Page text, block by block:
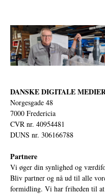
DANSKE DIGITALE
Norgesgade 48
7000 Fredericia
CVR nr. 40954481
DUNS nr. 306166788
Partnere
Vi øger din synlighed og
Bliv partner og nå ud til alle
formidling. Vi har friheden til